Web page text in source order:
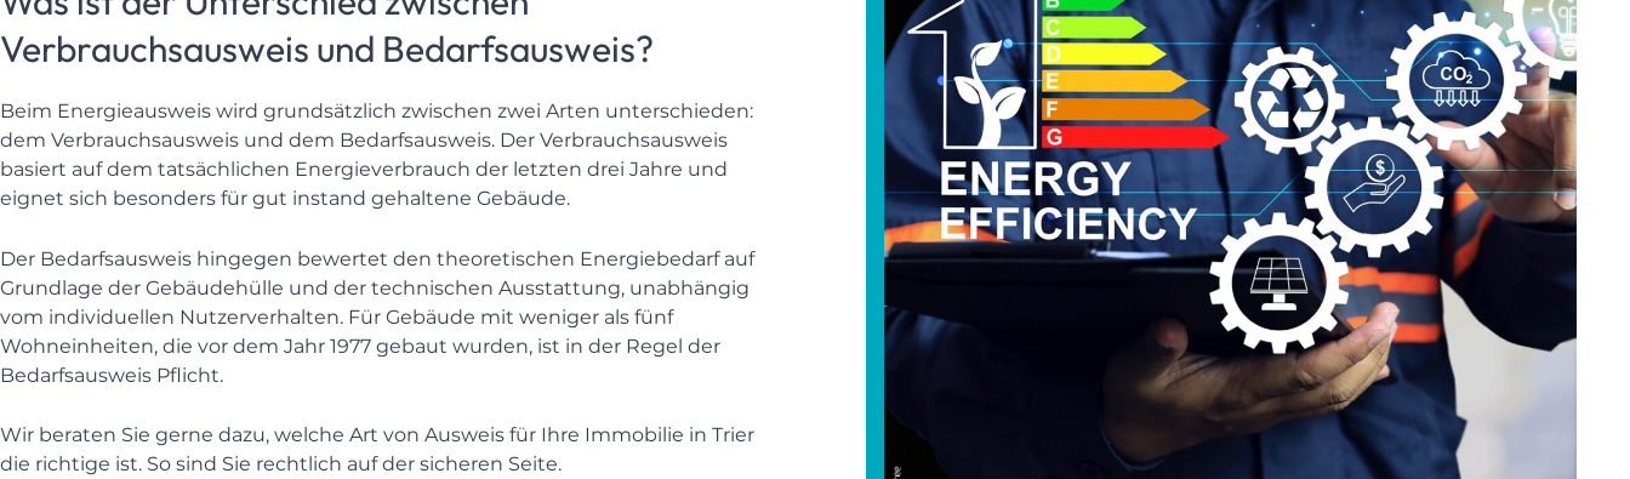
Verbrauchsausweis und Bedarfsausweis?
Beim Energieausweis wird grundsätzlich zwischen zwei Arten unterschieden:
dem Verbrauchsausweis und dem Bedarfsausweis. Der Verbrauchsausweis
basiert auf dem tatsächlichen Energieverbrauch der letzten drei Jahre und
eignet sich besonders für gut instand gehaltene Gebäude.
Der Bedarfsausweis hingegen bewertet den theoretischen Energiebedarf auf
Grundlage der Gebäudehülle und der technischen Ausstattung, unabhängig
vom individuellen Nutzerverhalten. Für Gebäude mit weniger als fünf
Wohneinheiten, die vor dem Jahr 1977 gebaut wurden, ist in der Regel der
Bedarfsausweis Pflicht.
Wir beraten Sie gerne dazu, welche Art von Ausweis für Ihre Immobilie in Trier
die richtige ist. So sind Sie rechtlich auf der sicheren Seite.